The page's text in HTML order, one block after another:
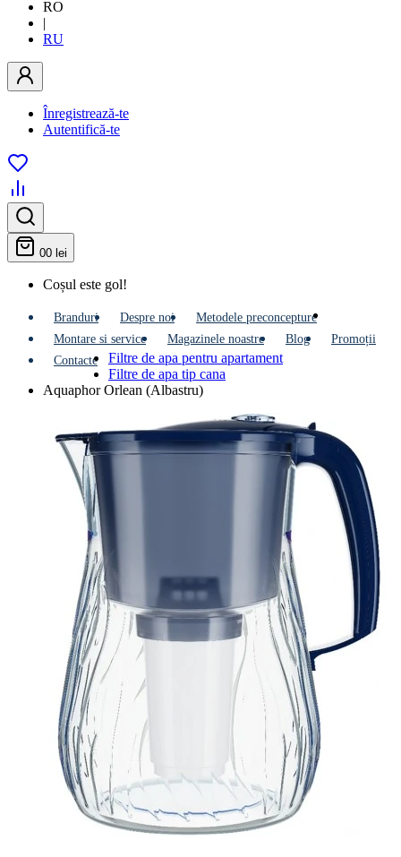
RO
|
RU
Înregistrează-te
Autentifică-te
00 lei
Coșul este gol!
Branduri Despre noi
Metodele preconcepture
Montare si service
Мagazinele noastre Blog
Promoții
Contacte
Filtre de apa pentru apartament
Filtre de apa tip cana
Aquaphor Orlean (Albastru)